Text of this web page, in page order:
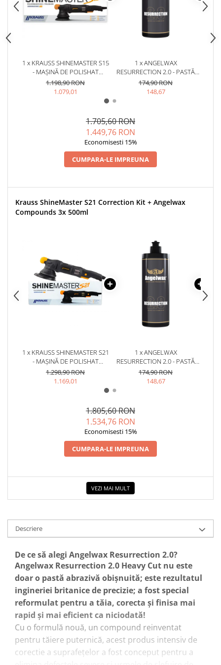
1 x KRAUSS SHINEMASTER S15
- MAȘINĂ DE POLISHAT
ORBITALĂ (15MM)
1.198,90 RON
1.079,01
1 x ANGELWAX
RESURRECTION 2.0 - PASTĂ
POLISH ABRAZIVĂ (HEAVY
CUT, 500ML)
174,90 RON
148,67
1.705,60 RON
1.449,76 RON
Economisesti 15%
CUMPARA-LE IMPREUNA
Krauss ShineMaster S21 Correction Kit + Angelwax
Compounds 3x 500ml
1 x KRAUSS SHINEMASTER S21
- MAȘINĂ DE POLISHAT
ORBITALĂ (21MM)
1.298,90 RON
1.169,01
1 x ANGELWAX
RESURRECTION 2.0 - PASTĂ
POLISH ABRAZIVĂ (HEAVY
CUT, 500ML)
174,90 RON
148,67
1.805,60 RON
1.534,76 RON
Economisesti 15%
CUMPARA-LE IMPREUNA
VEZI MAI MULT
Descriere
De ce să alegi Angelwax Resurrection 2.0?
Angelwax Resurrection 2.0 Heavy Cut nu este
doar o pastă abrazivă obișnuită; este rezultatul
ingineriei britanice de precizie; a fost special
reformulat pentru a tăia, corecta și finisa mai
rapid și mai eficient ca niciodată!
Cu o formulă nouă, un compound reinventat
pentru tăiere puternică, acest produs intensiv de
corectie a suprafețelor a fost conceput pentru a